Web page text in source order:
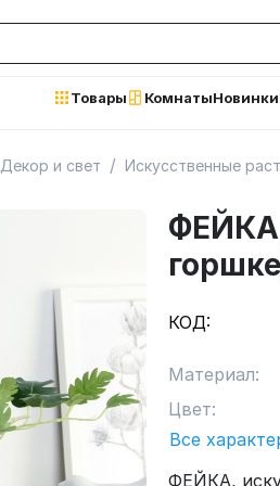
Товары КомнатыНовинки
Декор и свет / Искусственные
КОД:
Материал:
Цвет:
Все
ФЕЙКА,